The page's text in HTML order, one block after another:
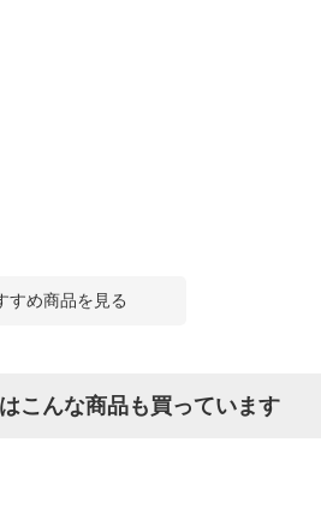
すめ商品を見る
こんな商品も買っています